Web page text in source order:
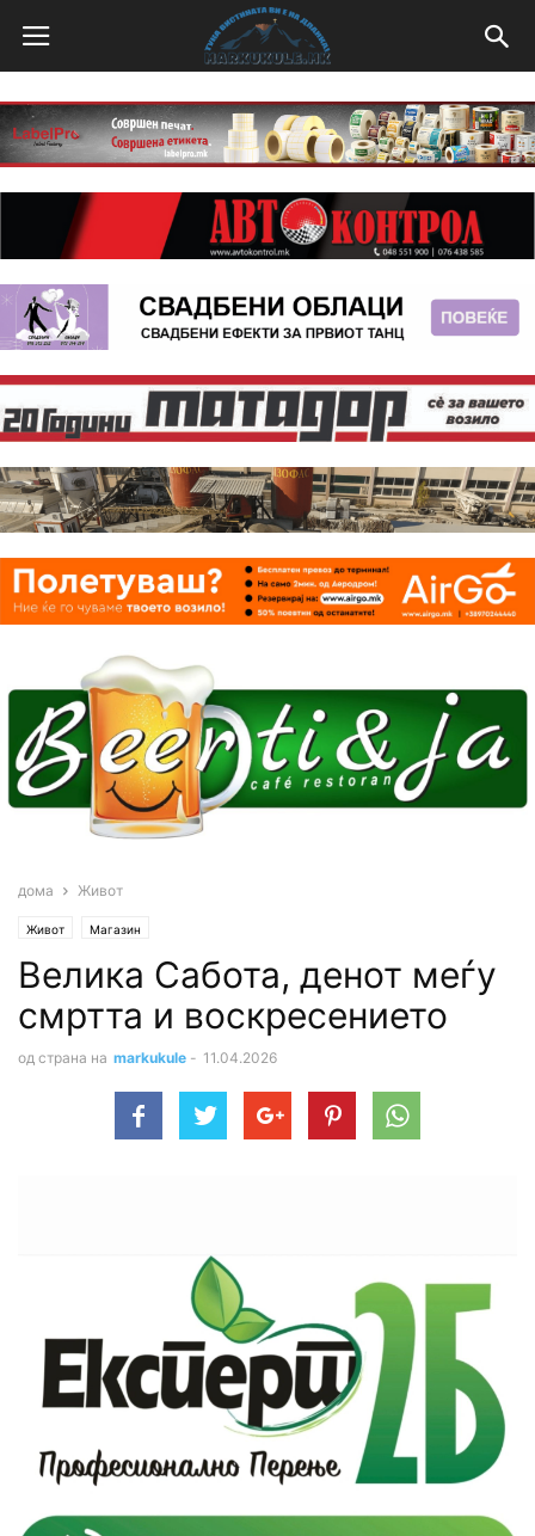
дома Живот
Живот Магазин
Велика Сабота, денот меѓу
смртта и воскресението
од страна на markukule - 11.04.2026